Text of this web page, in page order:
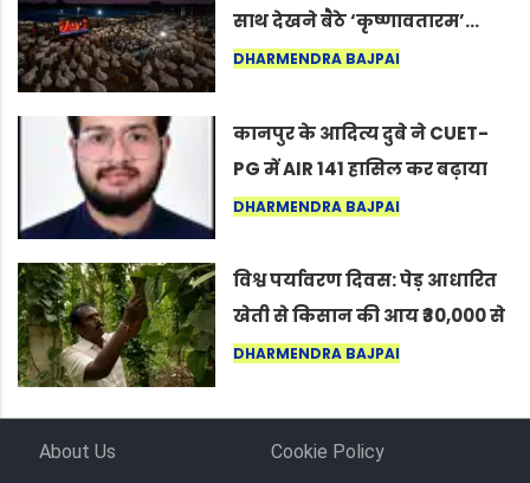
साथ देखने बैठे ‘कृष्णावतारम’…
नागपुर में दिखा ऐसा नज़ारा कि
कर सकते हैं”
DHARMENDRA BAJPAI
कानपुर के आदित्य दुबे ने CUET-
PG में AIR 141 हासिल कर बढ़ाया
शहर का मान
DHARMENDRA BAJPAI
विश्व पर्यावरण दिवस: पेड़ आधारित
खेती से किसान की आय ₹30,000 से
बढ़कर ₹3 लाख प्रति एकड़ हुई
DHARMENDRA BAJPAI
About Us
Cookie Policy